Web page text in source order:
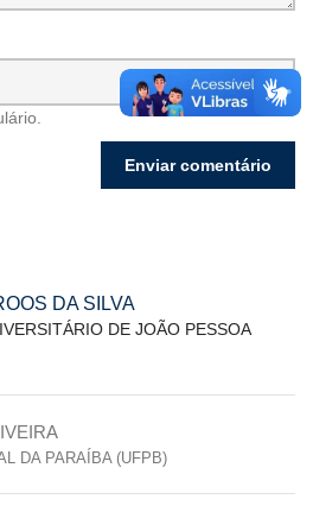
DA SILVA
DE JOÃO PESSOA
DA PARAÍBA (UFPB)